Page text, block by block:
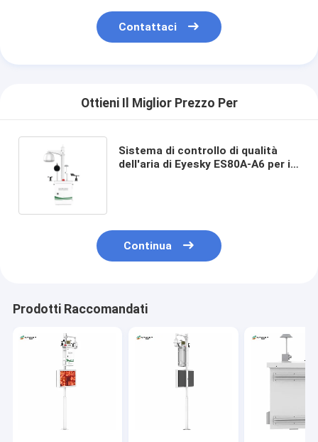
Contattaci
Ottieni Il Miglior Prezzo Per
Sistema di controllo di qualità
dell'aria di Eyesky ES80A-A6 per il
Continua
Prodotti Raccomandati